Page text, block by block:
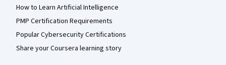
How to Learn Artificial Intelligence
PMP Certification Requirements
Popular Cybersecurity Certifications
Share your Coursera learning story